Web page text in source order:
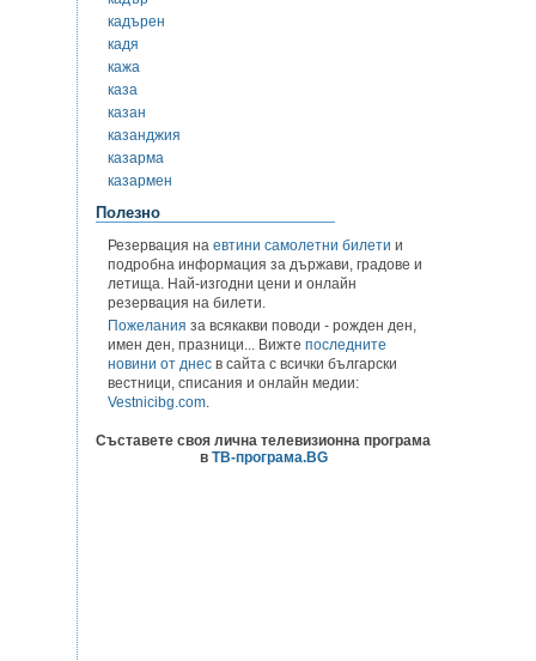
кадърен
кадя
кажа
каза
казан
казанджия
казарма
казармен
Полезно
Резервация на евтини самолетни билети и
подробна информация за държави, градове и
летища. Най-изгодни цени и онлайн
резервация на билети.
Пожелания за всякакви поводи - рожден ден,
имен ден, празници... Вижте последните
новини от днес в сайта с всички български
вестници, списания и онлайн медии:
Vestnicibg.com.
Съставете своя лична телевизионна програма
в ТВ-програма.BG